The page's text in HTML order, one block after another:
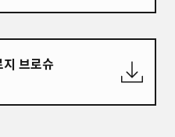
브로슈